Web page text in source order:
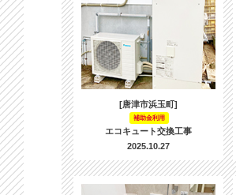
[唐津市浜玉町]
補助金利用
エコキュート交換工事
2025.10.27